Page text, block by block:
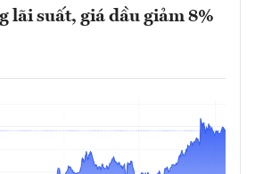
lãi suất, giá dầu giảm 8%